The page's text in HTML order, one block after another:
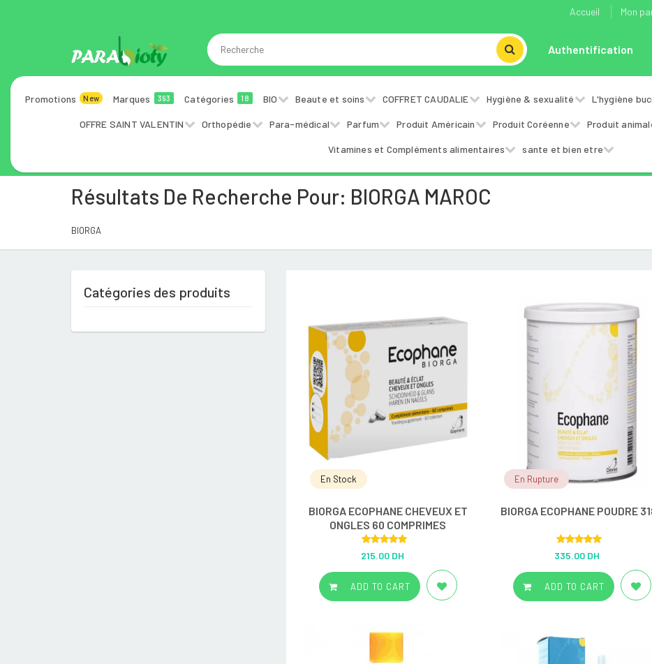
Accueil Mon
Authentification
Promotions New Marques 393 Catégories 18 BIO Beaute et soins COFFRET CAUDALIE Hygiène & sexualité L'hygiène
OFFRE SAINT VALENTIN Orthopédie Para-médical Parfum Produit Américain Produit Coréenne Produit
Vitamines et Compléments alimentaires sante et bien etre
Résultats De Recherche Pour: BIORGA MAROC
BIORGA
En Stock
BIORGA ECOPHANE CHEVEUX ET
ONGLES 60 COMPRIMES
Rated 5.00
out of 5
215.00 DH
ADD TO CART
En Rupture
BIORGA ECOPHANE POUDRE
Rated 5.00
out of 5
335.00 DH
ADD TO CART
Catégories des produits